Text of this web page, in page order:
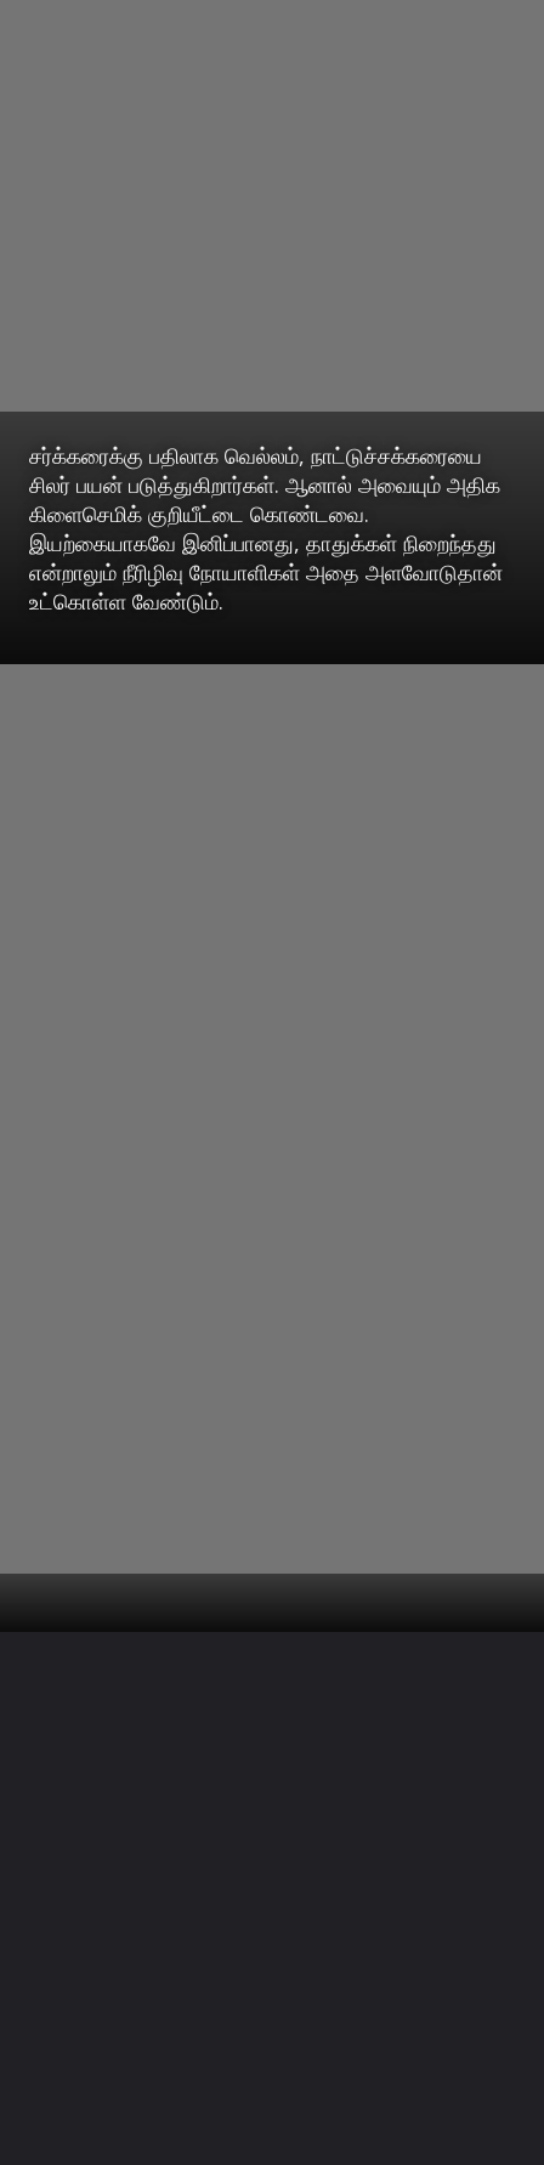
சர்க்கரைக்கு பதிலாக வெல்லம், நாட்டுச்சக்கரையை
சிலர் பயன் படுத்துகிறார்கள். ஆனால் அவையும் அதிக
கிளைசெமிக் குறியீட்டை கொண்டவை.
இயற்கையாகவே இனிப்பானது, தாதுக்கள் நிறைந்தது
என்றாலும் நீரிழிவு நோயாளிகள் அதை அளவோடுதான்
உட்கொள்ள வேண்டும்.